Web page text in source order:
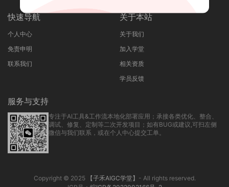
快速导航
个人中心
免责申明
联系我们
关于本站
关于我们
加入学堂
相关资质
学员反馈
服务与支持
专注于AI工具&工作流本地化部署应用；承接各类优化、整合、
调试、修复、定制等二次开发项目；如有BUG或建议,可扫左侧
微信与我们联系，或在个人中心提交工单。
Copyright © 2025 【子禾AIGC学堂】 - All rights reserved.